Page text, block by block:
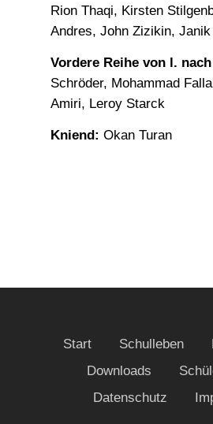
Rion Thaqi, Kirsten
Andres, John Zizikin,
Vordere Reihe von l.
Schröder, Mohammad
Amiri, Leroy Starck
Kniend:Okan Turan
Start Schulleben
Downloads
Datenschutz